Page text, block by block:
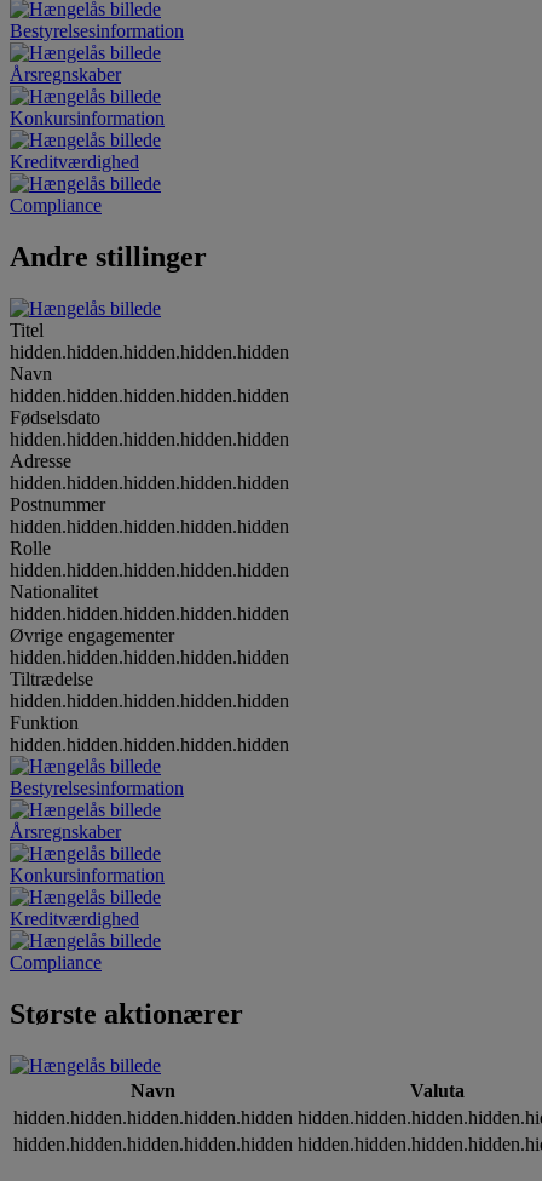
Bestyrelsesinformation
Årsregnskaber
Konkursinformation
Kreditværdighed
Compliance
Andre stillinger
Titel
hidden.hidden.hidden.hidden.hidden
Navn
hidden.hidden.hidden.hidden.hidden
Fødselsdato
hidden.hidden.hidden.hidden.hidden
Adresse
hidden.hidden.hidden.hidden.hidden
Postnummer
hidden.hidden.hidden.hidden.hidden
Rolle
hidden.hidden.hidden.hidden.hidden
Nationalitet
hidden.hidden.hidden.hidden.hidden
Øvrige engagementer
hidden.hidden.hidden.hidden.hidden
Tiltrædelse
hidden.hidden.hidden.hidden.hidden
Funktion
hidden.hidden.hidden.hidden.hidden
Bestyrelsesinformation
Årsregnskaber
Konkursinformation
Kreditværdighed
Compliance
Største aktionærer
Navn
Valuta
hidden.hidden.hidden.hidden.hidden
hidden.hidden.hidden.hidden.hidden